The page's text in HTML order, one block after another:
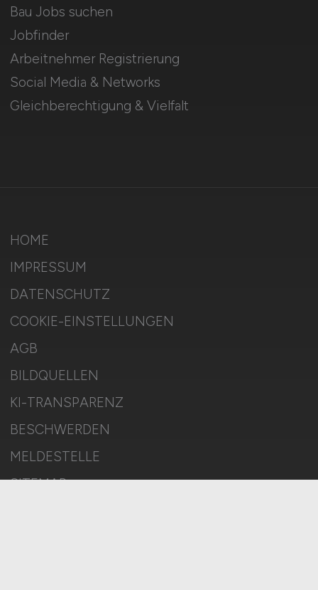
Bau Jobs suchen
Jobfinder
Arbeitnehmer Registrierung
Social Media & Networks
Gleichberechtigung & Vielfalt
HOME
IMPRESSUM
DATENSCHUTZ
COOKIE-EINSTELLUNGEN
AGB
BILDQUELLEN
KI-TRANSPARENZ
BESCHWERDEN
MELDESTELLE
SITEMAP